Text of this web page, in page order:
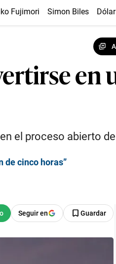
Fujimori Simon Biles Dólar
en
el proceso abierto
de cinco horas”
Seguir en Guardar